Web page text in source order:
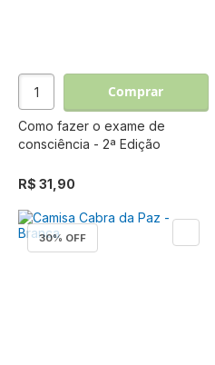
Comprar
Como fazer o exame de
consciência - 2ª Edição
R$ 31,90
30% OFF